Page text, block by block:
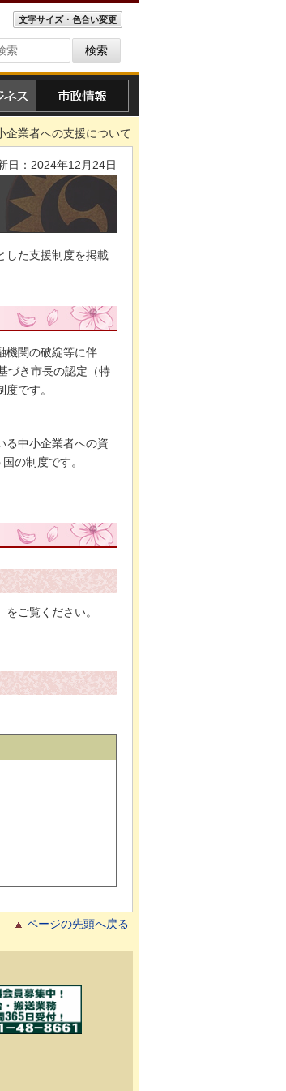
文字サイズ・色合い変更
企業者への支援について
日：2024年12月24日
した支援制度を掲載
機関の破綻等に伴
づき市長の認定（特
です。
る中小企業者への資
の制度です。
ご覧ください。
ページの先頭へ戻る